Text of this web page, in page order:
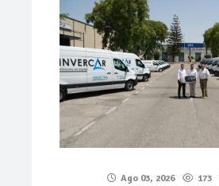
Ago 03, 2026 173